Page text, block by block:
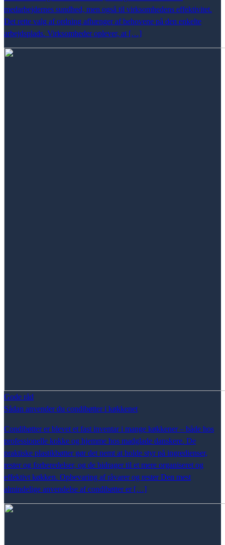
medarbejdernes sundhed, men også til virksomhedens effektivitet.
Det rette valg af ordning afhænger af behovene på den enkelte
arbejdsplads. Virksomheder oplever, at […]
Gode råd
Sådan anvender du condibøtter i køkkenet
Condibøtter er blevet et fast inventar i mange køkkener – både hos
professionelle kokke og hjemme hos madglade danskere. De
praktiske plastikbøtter gør det nemt at holde styr på ingredienser,
rester og forberedelser, og de bidrager til et mere organiseret og
effektivt køkken. Opbevaring af råvarer og rester Den mest
almindelige anvendelse af condibøtter er […]